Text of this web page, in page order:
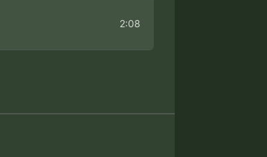
2:08